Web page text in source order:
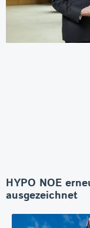
HYPO NOE
ausgezeichnet